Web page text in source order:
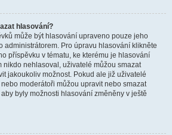
hlasování?
může být hlasování upraveno pouze jeho
administrátorem. Pro úpravu hlasování klikněte
příspěvku v tématu, ke kterému je hlasování
nikdo nehlasoval, uživatelé můžou smazat
jakoukoliv možnost. Pokud ale již uživatelé
moderátoři můžou upravit nebo smazat
byly možnosti hlasování změněny v ještě